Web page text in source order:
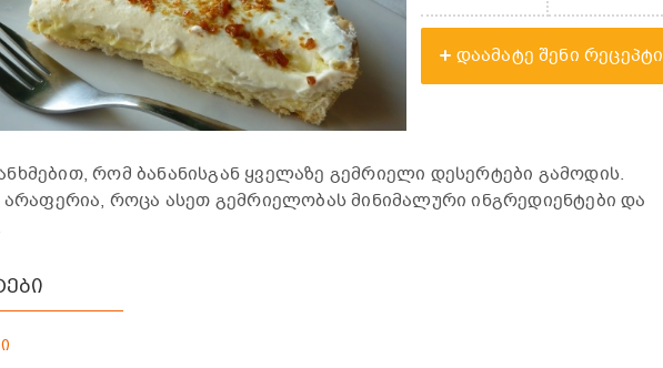
დაამატე შენი რეცეპტი
რომ ბანანისგან ყველაზე გემრიელი დესერტები გამოდის.
არაფერია, როცა ასეთ გემრიელობას მინიმალური ინგრედიენტები და